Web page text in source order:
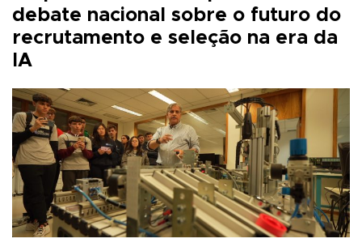
debate nacional sobre o futuro do
recrutamento e seleção na era da
IA